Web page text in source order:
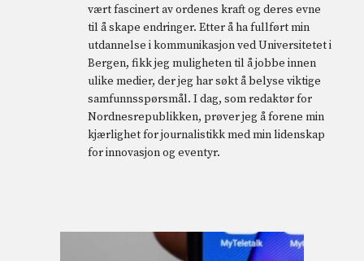
vært fascinert av ordenes kraft og deres evne
til å skape endringer. Etter å ha fullført min
utdannelse i kommunikasjon ved Universitetet i
Bergen, fikk jeg muligheten til å jobbe innen
ulike medier, der jeg har søkt å belyse viktige
samfunnsspørsmål. I dag, som redaktør for
Nordnesrepublikken, prøver jeg å forene min
kjærlighet for journalistikk med min lidenskap
for innovasjon og eventyr.